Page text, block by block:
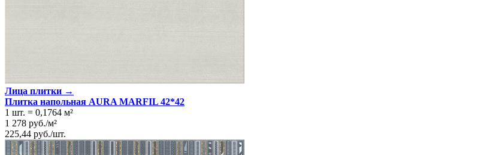
Лица плитки →
Плитка напольная AURA MARFIL 42*42
1 шт. = 0,1764 м²
1 278 руб./м²
225,44 руб./шт.